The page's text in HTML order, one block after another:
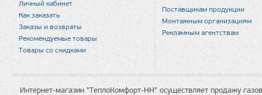
Личный кабинет
Как заказать
Заказы и возвраты
Рекомендуемые товары
Товары со скидками
Поставщикам продукции
Монтажным организациям
Рекламным агентствам
Интернет-магазин "ТеплоКомфорт-НН" осуществляет продажу